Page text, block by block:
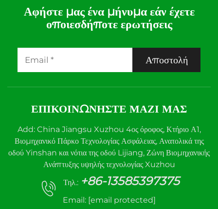
Αφήστε μας ένα μήνυμα εάν έχετε
οποιεσδήποτε ερωτήσεις
Αποστολή
ΕΠΙΚΟΙΝΩΝΉΣΤΕ ΜΑΖΊ ΜΑΣ
Add: China Jiangsu Xuzhou 4ος όροφος, Κτήριο Α1,
Βιομηχανικό Πάρκο Τεχνολογίας Ασφάλειας, Ανατολικά της
οδού Yinshan και νότια της οδού Lijiang, Ζώνη Βιομηχανικής
Ανάπτυξης υψηλής τεχνολογίας Xuzhou
Τηλ.: +86-13585397375
Email: [email protected]